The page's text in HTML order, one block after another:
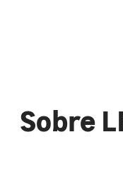
Sobre